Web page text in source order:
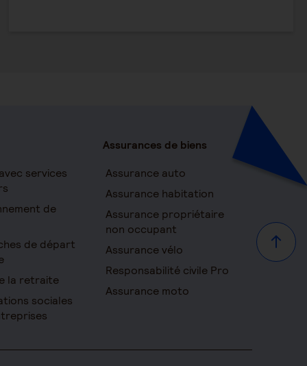
Haut
services
de
de départ
la retraite
sociales
Assurances de biens
Assurance auto
Assurance habitation
Assurance propriétaire
non occupant
Assurance vélo
Responsabilité civile Pro
Assurance moto